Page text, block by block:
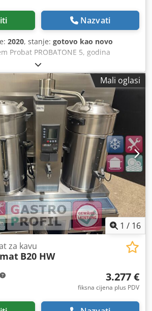
Nazvati
2020, stanje: gotovo kao novo
Probat PROBATONE 5, godina
kao novo, vrlo malo korišten,
i demonstracije. Kupljen nov
opremljen Artisan uređajem,
zraka, inverterom za okretaje bubnja,
kožicu. Napajanje 380V, nalazi se u
Rastavljanje i preuzimanje su
Chedpszbbkfjfx Aptea
Mali oglasi
1 / 16
za kavu
B20 HW
3.277 €
fiksna cijena plus PDV